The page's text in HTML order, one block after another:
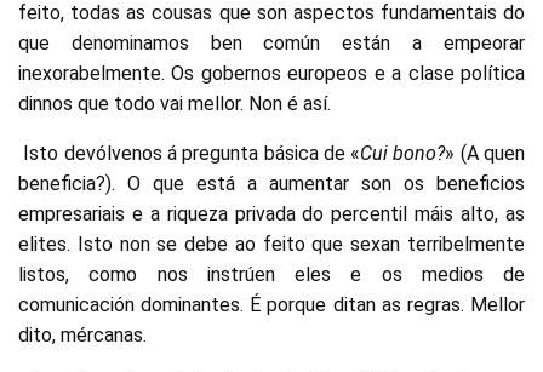
feito, todas as cousas que son aspectos fundamentais do
que denominamos ben común están a empeorar
inexorabelmente. Os gobernos europeos e a clase política
dinnos que todo vai mellor. Non é así.
Isto devólvenos á pregunta básica de «Cui bono?» (A quen
beneficia?). O que está a aumentar son os beneficios
empresariais e a riqueza privada do percentil máis alto, as
elites. Isto non se debe ao feito que sexan terribelmente
listos, como nos instrúen eles e os medios de
comunicación dominantes. É porque ditan as regras. Mellor
dito, mércanas.